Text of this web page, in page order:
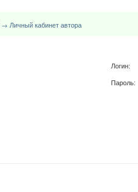
→ Личный кабинет автора
Логин:
Пароль: